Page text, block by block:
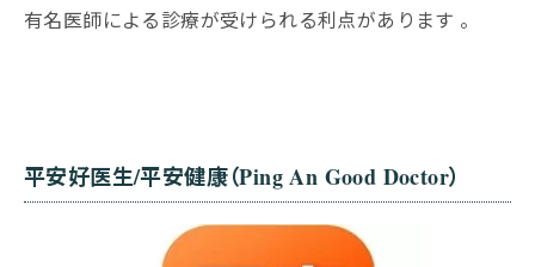
有名医師による診療が受けられる利点があります 。
平安好医生/平安健康（Ping An Good Doctor）